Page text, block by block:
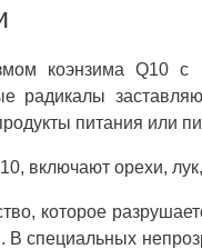
коэнзима Q10 с
радикалы
питания или
включают орехи, лук,
которое
специальных